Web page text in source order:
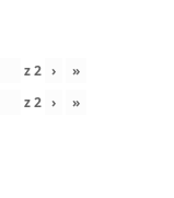
z2 ›
»
z2 › »